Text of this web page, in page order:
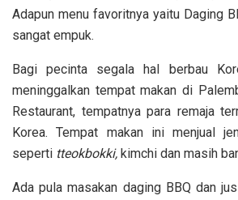
Adapun menu favoritnya yaitu Daging
sangat empuk.
Bagi pecinta segala hal berbau
meninggalkan tempat makan di
Restaurant, tempatnya para remaja
Korea. Tempat makan ini menjual
seperti tteokbokki, kimchi dan masih
Ada pula masakan daging BBQ dan